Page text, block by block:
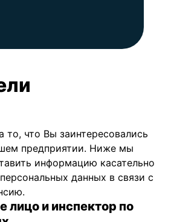
то, что Вы заинтересовались
предприятии. Ниже мы
информацию касательно
данных в связи с
лицо и инспектор по